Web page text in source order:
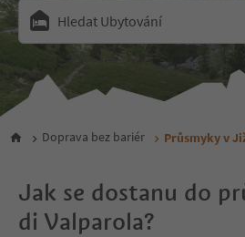
Hledat Ubytování
Doprava bez bariér Průsmyky v
Jak se dostanu do
di Valparola?